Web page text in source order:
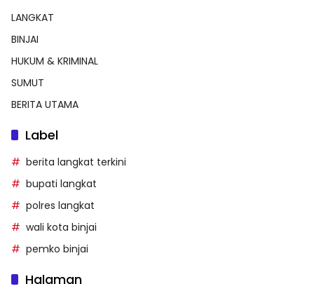
LANGKAT
BINJAI
HUKUM & KRIMINAL
SUMUT
BERITA UTAMA
Label
berita langkat terkini
bupati langkat
polres langkat
wali kota binjai
pemko binjai
Halaman